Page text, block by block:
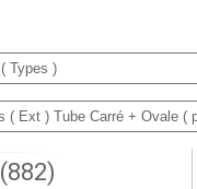
(882)